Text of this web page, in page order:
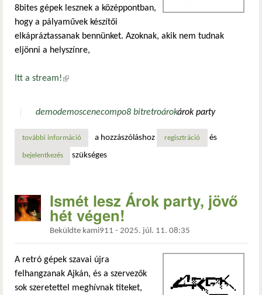
8bites gépek lesznek a középpontban,
hogy a pályaművek készítői
elkápráztassanak bennünket. Azoknak, akik nem tudnak
eljönni a helyszínre,
Itt a stream!(külső hivatkozás)
demodemoscenecompo8 bitretroárokárok party
további információaz árok party már tart, távolról is tudod követni
a hozzászóláshoz regisztráció és
bejelentkezés szükséges
Ismét lesz Árok party, jövő
hét végen!
Beküldte kami911 - 2025. júl. 11. 08:35
A retró gépek szavai újra
felhangzanak Ajkán, és a szervezők
sok szeretettel meghívnak titeket,